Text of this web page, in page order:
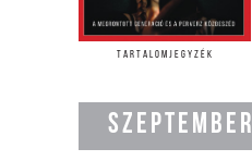
TARTALOMJEGYZÉK
SZEPTEMBER